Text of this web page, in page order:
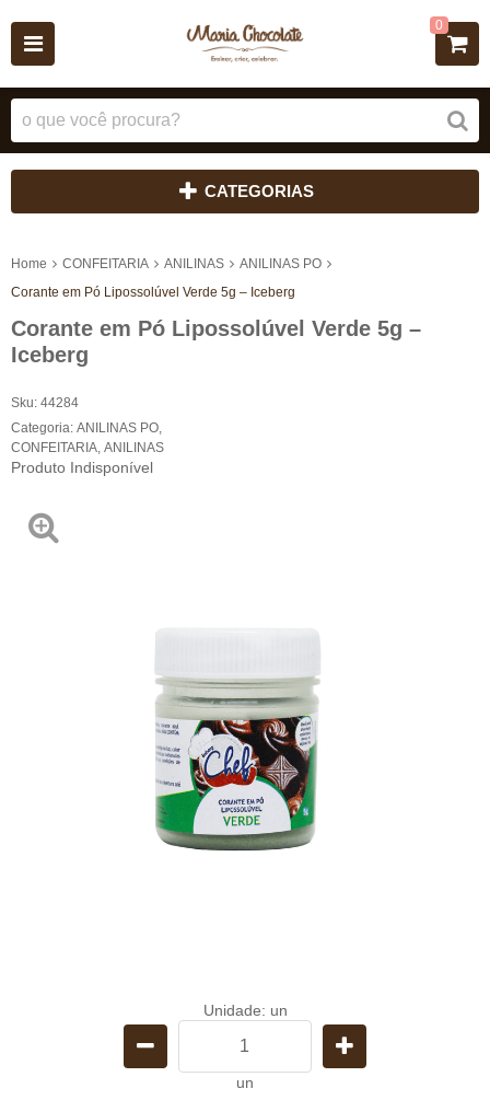
0
CATEGORIAS
Home CONFEITARIA ANILINAS
ANILINAS PO
Corante em Pó Lipossolúvel Verde 5g – Iceberg
Corante em Pó Lipossolúvel Verde 5g –
Iceberg
Sku: 44284
Categoria: ANILINAS PO
CONFEITARIA ANILINAS
Produto Indisponível
Unidade: un
un